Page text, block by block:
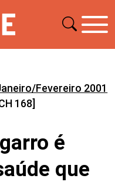
Fevereiro 2001
168]
é
que